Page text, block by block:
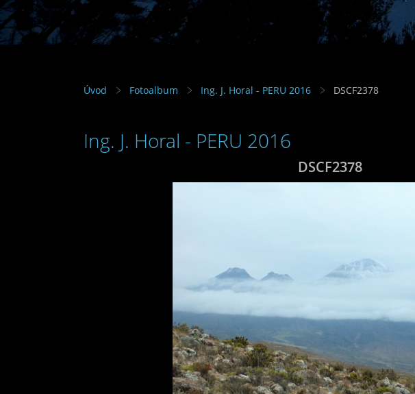
Úvod Fotoalbum Ing. J. Horal - PERU 2016 DSCF2378
Ing. J. Horal - PERU 2016
DSCF2378